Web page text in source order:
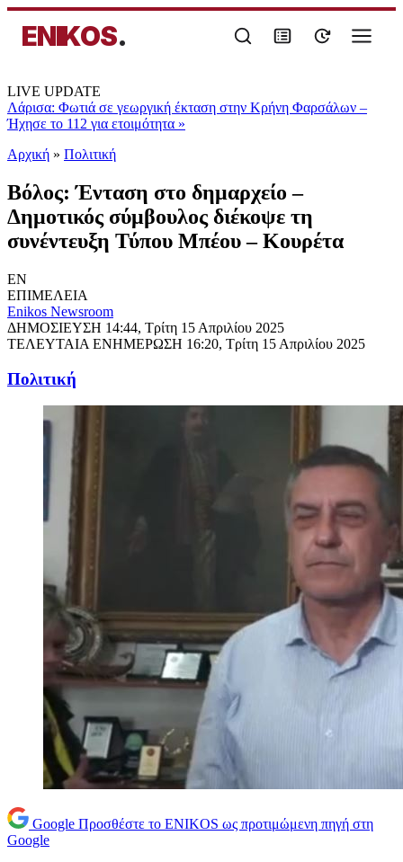
ENIKOS.
LIVE UPDATE
Λάρισα: Φωτιά σε γεωργική έκταση στην Κρήνη Φαρσάλων –
Ήχησε το 112 για ετοιμότητα »
Αρχική » Πολιτική
Βόλος: Ένταση στο δημαρχείο –
Δημοτικός σύμβουλος διέκοψε τη
συνέντευξη Τύπου Μπέου – Κουρέτα
EN
ΕΠΙΜΕΛΕΙΑ
Enikos Newsroom
ΔΗΜΟΣΙΕΥΣΗ 14:44, Τρίτη 15 Απριλίου 2025
ΤΕΛΕΥΤΑΙΑ ΕΝΗΜΕΡΩΣΗ 16:20, Τρίτη 15 Απριλίου 2025
Πολιτική
Google Προσθέστε το ENIKOS ως προτιμώμενη πηγή στη
Google